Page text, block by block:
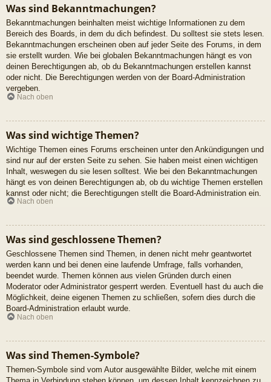
Was sind Bekanntmachungen?
Bekanntmachungen beinhalten meist wichtige Informationen zu dem
Bereich des Boards, in dem du dich befindest. Du solltest sie stets lesen.
Bekanntmachungen erscheinen oben auf jeder Seite des Forums, in dem
sie erstellt wurden. Wie bei globalen Bekanntmachungen hängt es von
deinen Berechtigungen ab, ob du Bekanntmachungen erstellen kannst
oder nicht. Die Berechtigungen werden von der Board-Administration
vergeben.
Nach oben
Was sind wichtige Themen?
Wichtige Themen eines Forums erscheinen unter den Ankündigungen und
sind nur auf der ersten Seite zu sehen. Sie haben meist einen wichtigen
Inhalt, weswegen du sie lesen solltest. Wie bei den Bekanntmachungen
hängt es von deinen Berechtigungen ab, ob du wichtige Themen erstellen
kannst oder nicht; die Berechtigungen stellt die Board-Administration ein.
Nach oben
Was sind geschlossene Themen?
Geschlossene Themen sind Themen, in denen nicht mehr geantwortet
werden kann und bei denen eine laufende Umfrage, falls vorhanden,
beendet wurde. Themen können aus vielen Gründen durch einen
Moderator oder Administrator gesperrt werden. Eventuell hast du auch die
Möglichkeit, deine eigenen Themen zu schließen, sofern dies durch die
Board-Administration erlaubt wurde.
Nach oben
Was sind Themen-Symbole?
Themen-Symbole sind vom Autor ausgewählte Bilder, welche mit einem